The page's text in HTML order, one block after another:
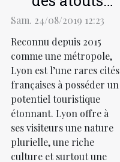
naturels et
culinaires de
Lyon
Sam. 24/08/2019 12:23
Reconnu depuis 2015
comme une métropole,
Lyon est l’une rares cités
françaises à posséder un
potentiel touristique
étonnant. Lyon offre à
ses visiteurs une nature
plurielle, une riche
culture et surtout une